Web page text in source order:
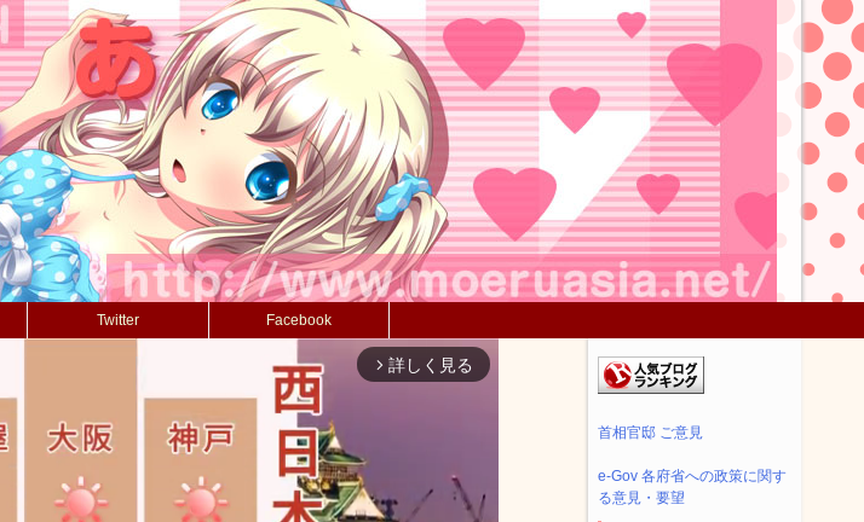
Twitter Facebook
arrow_forward_ios 詳しく見る
首相官邸 ご意見
e-Gov 各府省への政策に関す
る意見・要望